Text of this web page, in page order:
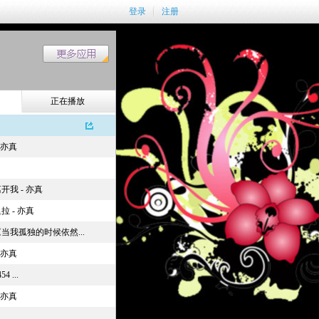
登录 注册
正在播放